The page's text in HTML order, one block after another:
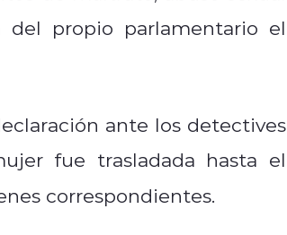
del propio parlamentario el
ante los detectives
fue trasladada hasta el
correspondientes.